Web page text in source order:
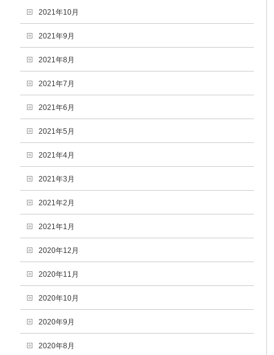
2021年10月
2021年9月
2021年8月
2021年7月
2021年6月
2021年5月
2021年4月
2021年3月
2021年2月
2021年1月
2020年12月
2020年11月
2020年10月
2020年9月
2020年8月